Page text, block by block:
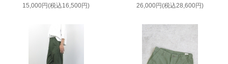
15,000円(税込16,500円) 26,000円(税込28,600円)